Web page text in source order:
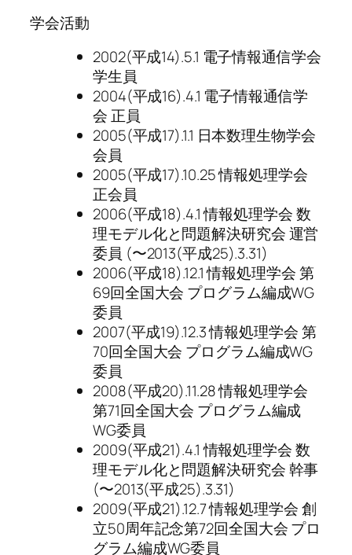
学会活動
2002(平成14).5.1 電子情報通信学会
学生員
2004(平成16).4.1 電子情報通信学
会 正員
2005(平成17).1.1 日本数理生物学会
会員
2005(平成17).10.25 情報処理学会
正会員
2006(平成18).4.1 情報処理学会 数
理モデル化と問題解決研究会 運営
委員 (〜2013(平成25).3.31)
2006(平成18).12.1 情報処理学会 第
69回全国大会 プログラム編成WG
委員
2007(平成19).12.3 情報処理学会 第
70回全国大会 プログラム編成WG
委員
2008(平成20).11.28 情報処理学会
第71回全国大会 プログラム編成
WG委員
2009(平成21).4.1 情報処理学会 数
理モデル化と問題解決研究会 幹事
(〜2013(平成25).3.31)
2009(平成21).12.7 情報処理学会 創
立50周年記念第72回全国大会 プロ
グラム編成WG委員